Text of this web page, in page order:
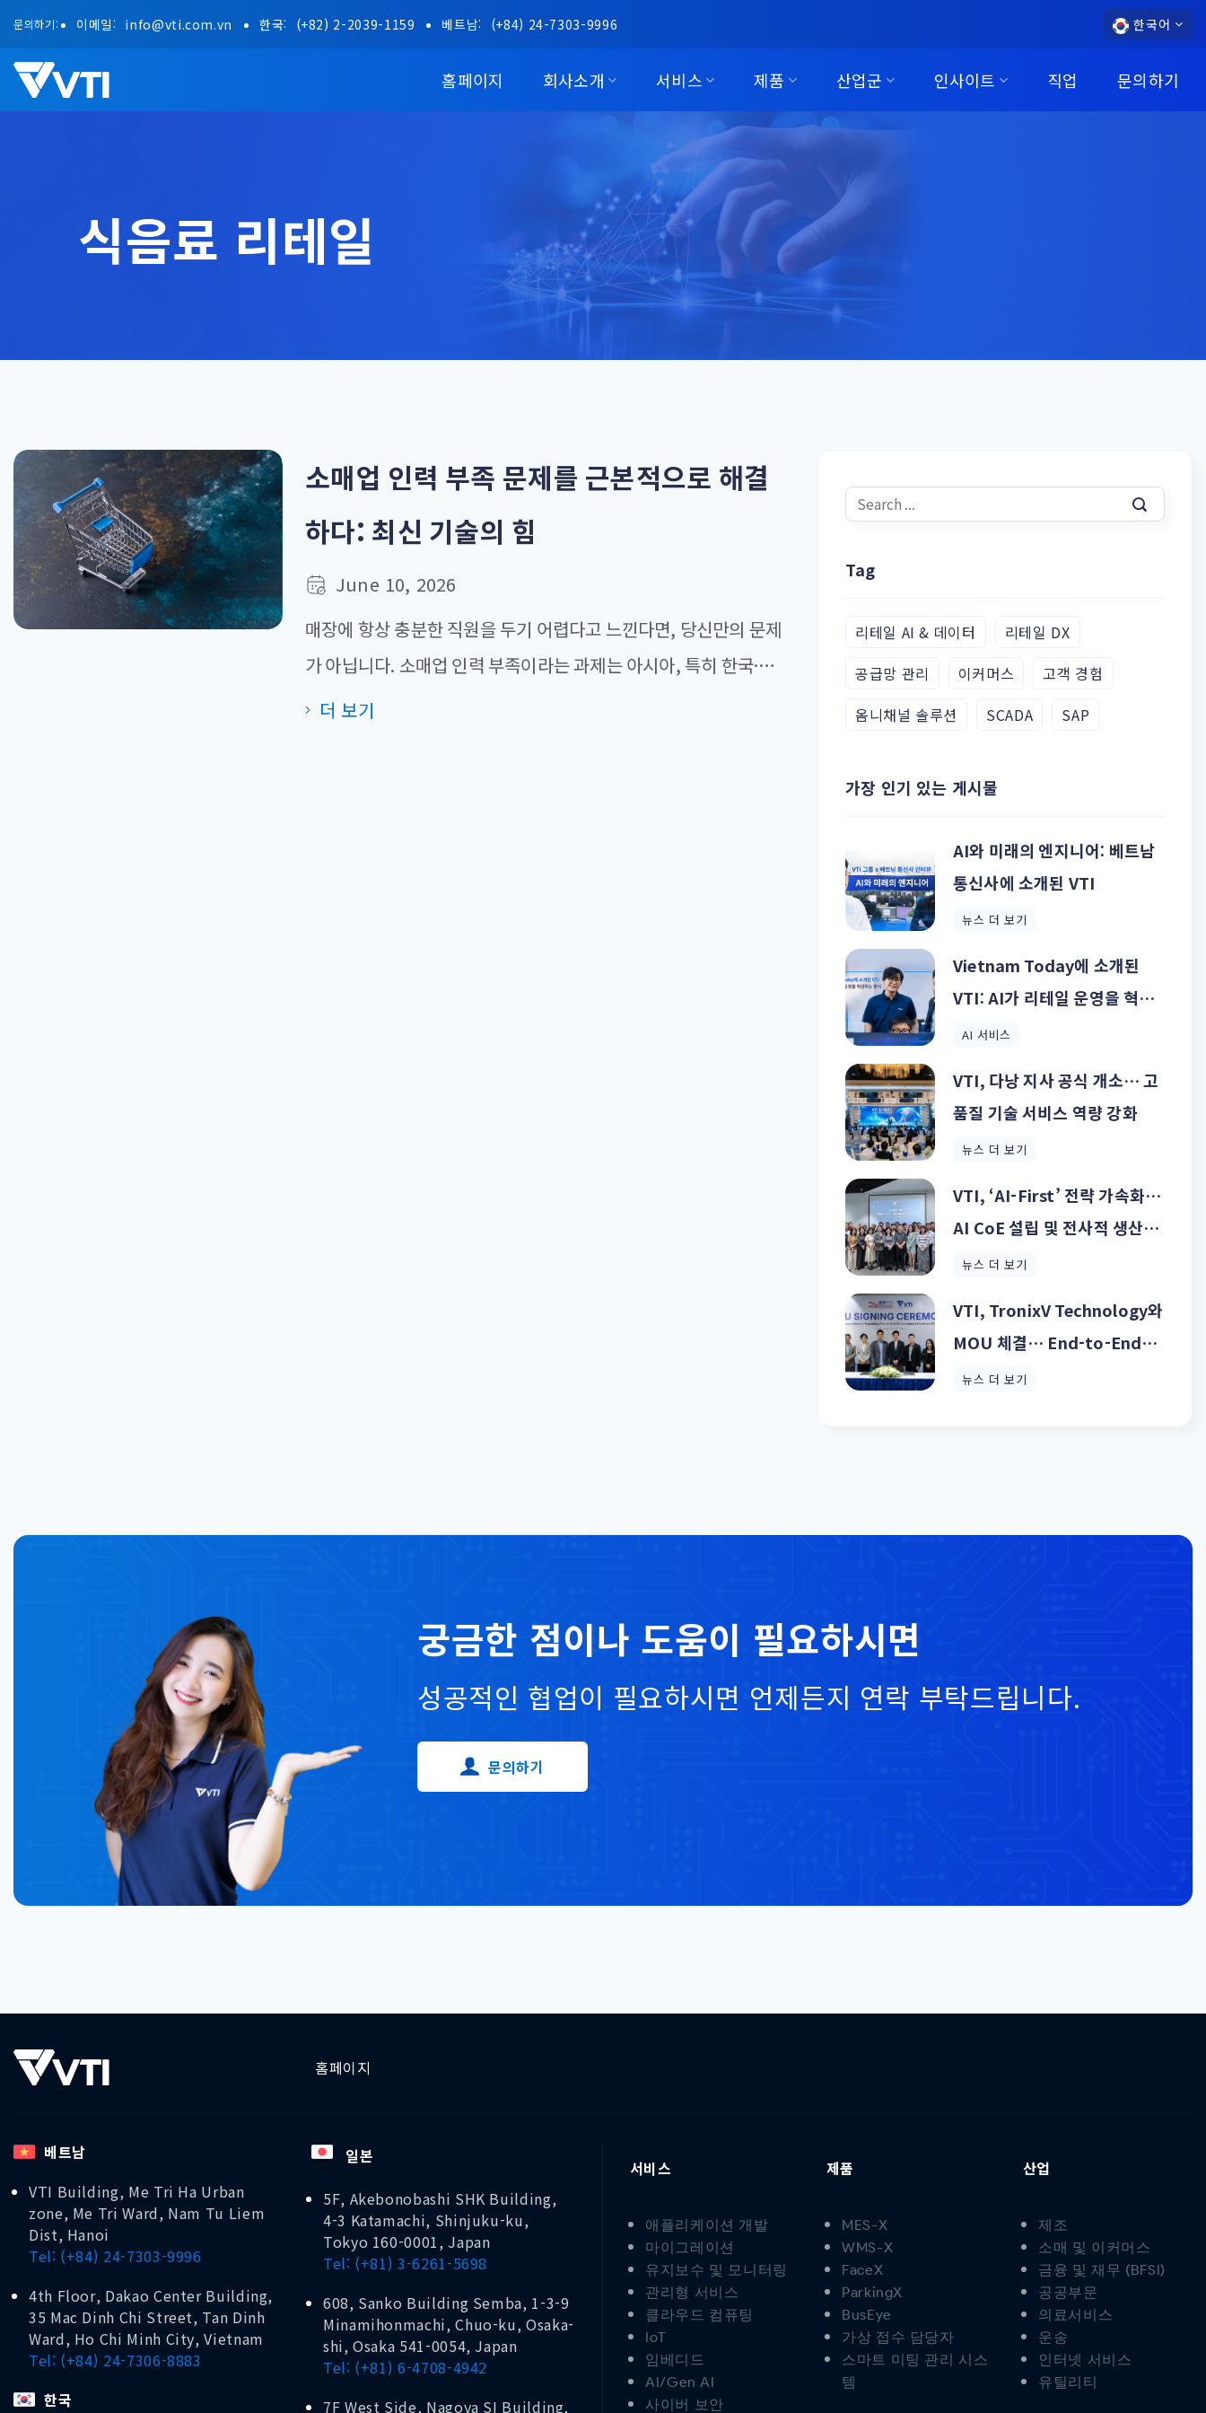
to문의하기: 이메일: info@vti.com.vn 한국: (+82) 2-2039-1159 베트남: (+84) 24-7303-9996 한국어
홈페이지 회사소개 서비스 제품 산업군 인사이트 직업 문의하기
식음료 리테일
소매업 인력 부족 문제를 근본적으로 해결
하다: 최신 기술의 힘
June 10, 2026
매장에 항상 충분한 직원을 두기 어렵다고 느낀다면, 당신만의 문제
가 아닙니다. 소매업 인력 부족이라는 과제는 아시아, 특히 한국·일
본·싱가포르 같은 전통적인 시장에서 오랜 기간 매장 운영자들을 괴
더 보기
Tag
리테일 AI & 데이터
리테일 DX
공급망 관리
이커머스
고객 경험
옴니채널 솔루션
SCADA SAP
가장 인기 있는 게시물
AI와 미래의 엔지니어: 베트남
통신사에 소개된 VTI
뉴스 더 보기
Vietnam Today에 소개된
VTI: AI가 리테일 운영을 혁신
하는 방식
AI 서비스
VTI, 다낭 지사 공식 개소… 고
품질 기술 서비스 역량 강화
뉴스 더 보기
VTI, ‘AI-First’ 전략 가속화…
AI CoE 설립 및 전사적 생산형
AI 확산 추진
뉴스 더 보기
VTI, TronixV Technology와
MOU 체결… End-to-End
DX 및 하드웨어 제조 역량 강화
뉴스 더 보기
궁금한 점이나 도움이 필요하시면
성공적인 협업이 필요하시면 언제든지 연락 부탁드립니다.
문의하기
홈페이지
베트남
VTI Building, Me Tri Ha Urban
zone, Me Tri Ward, Nam Tu Liem
Dist, Hanoi
Tel: (+84) 24-7303-9996
4th Floor, Dakao Center Building,
35 Mac Dinh Chi Street, Tan Dinh
Ward, Ho Chi Minh City, Vietnam
Tel: (+84) 24-7306-8883
한국
일본
5F, Akebonobashi SHK Building,
4-3 Katamachi, Shinjuku-ku,
Tokyo 160-0001, Japan
Tel: (+81) 3-6261-5698
608, Sanko Building Semba, 1-3-9
Minamihonmachi, Chuo-ku, Osaka-
shi, Osaka 541-0054, Japan
Tel: (+81) 6-4708-4942
7F West Side, Nagoya SI Building,
서비스
애플리케이션 개발
마이그레이션
유지보수 및 모니터링
관리형 서비스
클라우드 컴퓨팅
IoT
임베디드
AI/Gen AI
사이버 보안
제품
MES-X
WMS-X
FaceX
ParkingX
BusEye
가상 접수 담당자
스마트 미팅 관리 시스
템
산업
제조
소매 및 이커머스
금융 및 재무 (BFSI)
공공부문
의료서비스
운송
인터넷 서비스
유틸리티